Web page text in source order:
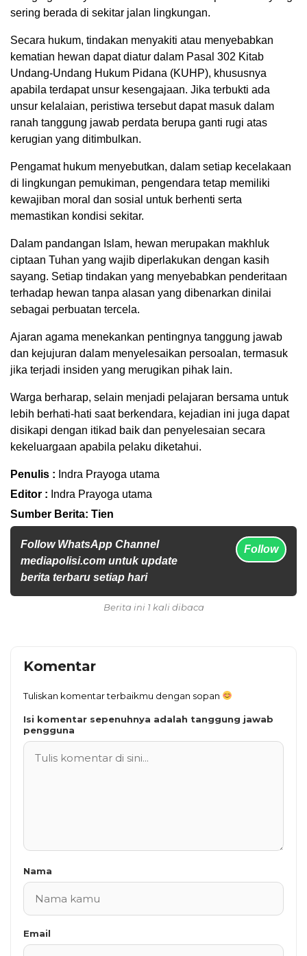
sering berada di sekitar jalan lingkungan.
Secara hukum, tindakan menyakiti atau menyebabkan
kematian hewan dapat diatur dalam Pasal 302 Kitab
Undang-Undang Hukum Pidana (KUHP), khususnya
apabila terdapat unsur kesengajaan. Jika terbukti ada
unsur kelalaian, peristiwa tersebut dapat masuk dalam
ranah tanggung jawab perdata berupa ganti rugi atas
kerugian yang ditimbulkan.
Pengamat hukum menyebutkan, dalam setiap kecelakaan
di lingkungan pemukiman, pengendara tetap memiliki
kewajiban moral dan sosial untuk berhenti serta
memastikan kondisi sekitar.
Dalam pandangan Islam, hewan merupakan makhluk
ciptaan Tuhan yang wajib diperlakukan dengan kasih
sayang. Setiap tindakan yang menyebabkan penderitaan
terhadap hewan tanpa alasan yang dibenarkan dinilai
sebagai perbuatan tercela.
Ajaran agama menekankan pentingnya tanggung jawab
dan kejujuran dalam menyelesaikan persoalan, termasuk
jika terjadi insiden yang merugikan pihak lain.
Warga berharap, selain menjadi pelajaran bersama untuk
lebih berhati-hati saat berkendara, kejadian ini juga dapat
disikapi dengan itikad baik dan penyelesaian secara
kekeluargaan apabila pelaku diketahui.
Penulis : Indra Prayoga utama
Editor : Indra Prayoga utama
Sumber Berita: Tien
Follow WhatsApp Channel
mediapolisi.com untuk update
berita terbaru setiap hari
Follow
Berita ini 1 kali dibaca
Komentar
Tuliskan komentar terbaikmu dengan sopan
Isi komentar sepenuhnya adalah tanggung jawab
pengguna
Nama
Email